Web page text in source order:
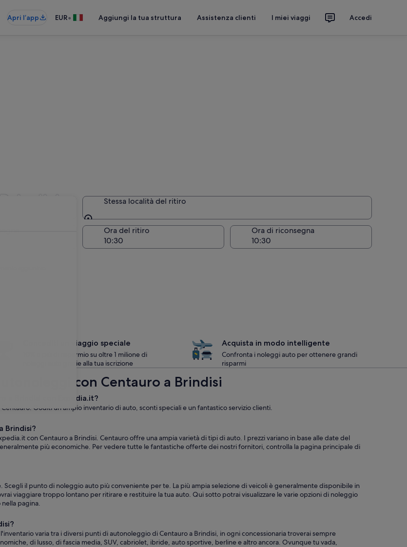
Apri l’app EUR• Aggiungi la tua struttura Assistenza clienti I miei viaggi Accedi
Stessa località del ritiro
Stessa località del ritiro
Ora del ritiro Ora di riconsegna
aggiuntivo.
Concediti un viaggio speciale
10% o più di risparmio su oltre 1 milione di
noleggi auto grazie alla tua iscrizione
Acquista in modo intelligente
Confronta i noleggi auto per ottenere grandi
risparmi
con Centauro a Brindisi
a Brindisi con Expedia.it?
Goditi un ampio inventario di auto, sconti speciali e un fantastico servizio clienti.
Brindisi?
con Centauro a Brindisi. Centauro offre una ampia varietà di tipi di auto. I prezzi variano in base alle date del
più economiche. Per vedere tutte le fantastiche offerte dei nostri fornitori, controlla la pagina principale di
Scegli il punto di noleggio auto più conveniente per te. La più ampia selezione di veicoli è generalmente disponibile in
viaggiare troppo lontano per ritirare e restituire la tua auto. Qui sotto potrai visualizzare le varie opzioni di noleggio
pagina.
varia tra i diversi punti di autonoleggio di Centauro a Brindisi, in ogni concessionaria troverai sempre
di lusso, di fascia media, SUV, cabriolet, ibride, auto sportive, berline e altro ancora. Ovunque tu vada,